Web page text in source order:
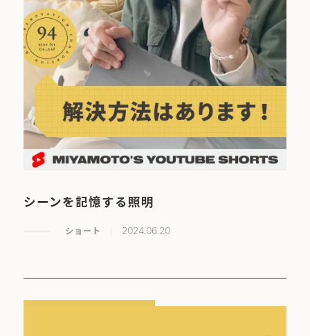
シーンを記憶する照明
ショート 2024.06.20